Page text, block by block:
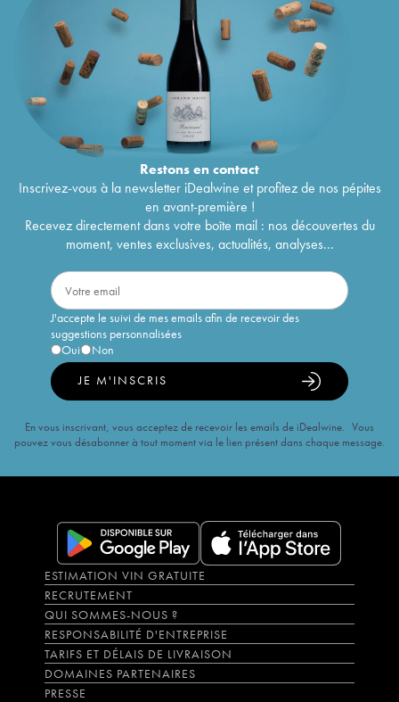
Restons encontact
Inscrivez-vous à la newsletter iDealwine et profitez de nos pépites
en avant-première !
Recevez directement dans votre boîte mail : nos découvertes du
moment, ventes exclusives, actualités, analyses...
J'accepte le suivi de mes emails afin de recevoir des
suggestions personnalisées
Oui
Non
JE M'INSCRIS
En vous inscrivant, vous acceptez de recevoir les emails de iDealwine. Vous
pouvez vous désabonner à tout moment via le lien présent dans chaque message.
ESTIMATION VIN GRATUITE
RECRUTEMENT
QUI SOMMES-NOUS ?
RESPONSABILITÉ D'ENTREPRISE
TARIFS ET DÉLAIS DE LIVRAISON
DOMAINES PARTENAIRES
PRESSE